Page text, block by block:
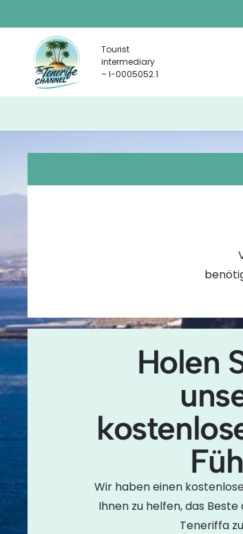
Tourist
intermediary
– I-0005052.1
Holen
Wir haben einen
Ihnen zu helfen, das
Teneriffa
Finden Sie uns in Los Cristianos
Cristian Sur, Av. Ámsterdam, 4,
9:00 Uhr – 7:00 Uhr